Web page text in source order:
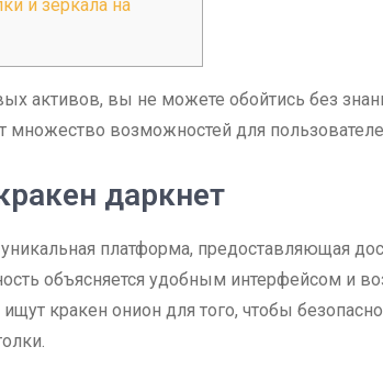
и зеркала на
активов, вы не можете обойтись без
множество возможностей для
даркнет
платформа, предоставляющая
объясняется удобным интерфейсом и
кракен онион для того, чтобы